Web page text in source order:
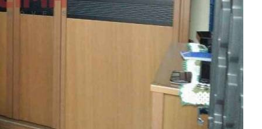
Creci:15.190
facebook.com/limaimoveisbauru
Avenida Getúlio Vargas, 4-50, Vila Mariana -
WhatsApp: